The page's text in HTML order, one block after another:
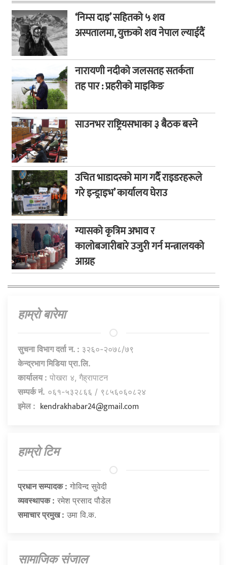
‘निम्स दाइ’ सहितको ५ शव
अस्पतालमा, युक्तको शव नेपाल ल्याईदैं
नारायणी नदीको जलसतह सतर्कता
तह पार : प्रहरीको माइकिङ
साउनभर राष्ट्रियसभाका ३ बैठक बस्ने
उचित भाडादरको माग गर्दै राइडरहरूले
गरे इन्ड्राइभ’ कार्यालय घेराउ
ग्यासको कृत्रिम अभाव र
कालोबजारीबारे उजुरी गर्न मन्त्रालयको
आग्रह
हाम्राे बारेमा
सुचना विभाग दर्ता न. : ३२६०-२०७८/७९
केन्द्रभाग मिडिया प्रा.लि.
कार्यालय : पोखरा ४, गैह्रापाटन
सम्पर्क नं. ०६१-५३२८६६ / ९८५६०६०८२४
इमेल : kendrakhabar24@gmail.com
हाम्राे टिम
प्रधान सम्पादक : गाेविन्द सुवेदी
व्यवस्थापक : रमेश प्रसाद पौडेल
समाचार प्रमुख : उमा वि.क.
सामाजिक संजाल